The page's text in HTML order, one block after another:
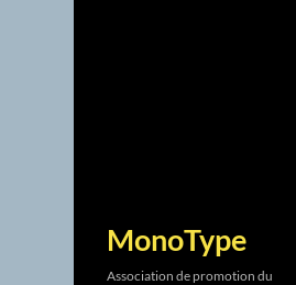
MonoType
Association de promotion du